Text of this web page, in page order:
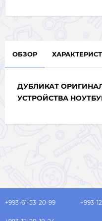
ОБЗОР
ДУБЛИКАТ
УСТРОЙСТВА
+993-61-53-20-99 +993-